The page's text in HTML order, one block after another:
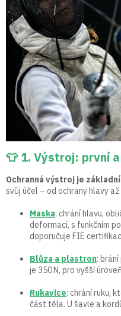
👕 1. Výstroj: první
Ochranná výstroj je
svůj účel – od ochrany hlavy
Maska: chrání hlavu,
deformací, s funkčním
doporučuje FIE
Blůza a plastron:
je 350 N, pro vyšší
Rukavice: chrání ruku,
část těla. U šavle a